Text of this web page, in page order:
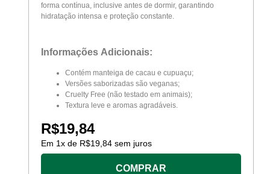
forma contínua, inclusive antes de dormir, garantindo
hidratação intensa e proteção constante.
Informações Adicionais:
Contém manteiga de cacau e cupuaçu;
Versões saborizadas são veganas;
Cruelty Free (não testado em animais);
Textura leve e aromas agradáveis.
R$19,84
Em 1x de R$19,84 sem juros
COMPRAR